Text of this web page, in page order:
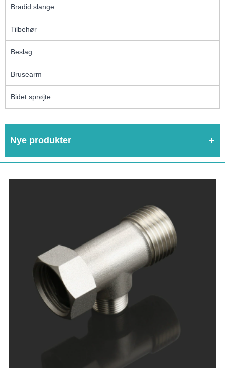
Bradid slange
Tilbehør
Beslag
Brusearm
Bidet sprøjte
Nye produkter